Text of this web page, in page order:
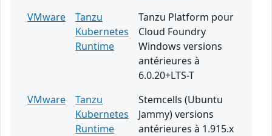
VMware
Tanzu
Kubernetes
Runtime
Tanzu Platform pour
Cloud Foundry
Windows versions
antérieures à
6.0.20+LTS-T
VMware
Tanzu
Kubernetes
Runtime
Stemcells (Ubuntu
Jammy) versions
antérieures à 1.915.x